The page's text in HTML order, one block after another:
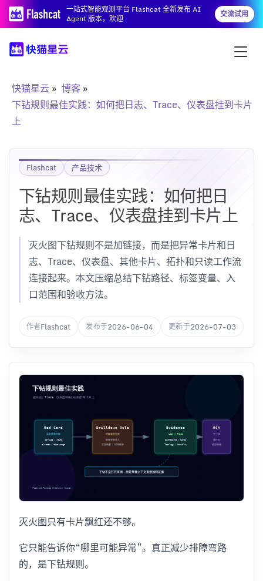
一站式智能观测平台 Flashcat 全新发布 AI
Agent 版本，欢迎
交流试用
快猫星云
博客
下钻规则最佳实践：如何把日志、Trace、仪表盘挂到卡片
上
Flashcat 产品技术
下钻规则最佳实践：如何把日
志、Trace、仪表盘挂到卡片上
灭火图下钻规则不是加链接，而是把异常卡片和日
志、Trace、仪表盘、其他卡片、拓扑和只读工作流
连接起来。本文压缩总结下钻路径、标签变量、入
口范围和验收方法。
作者Flashcat 发布于2026-06-04 更新于2026-07-03
灭火图只有卡片飘红还不够。
它只能告诉你“哪里可能异常”。真正减少排障弯路
的，是下钻规则。